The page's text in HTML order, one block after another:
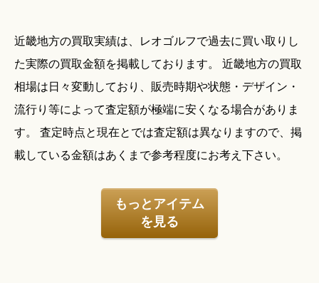
近畿地方の買取実績は、レオゴルフで過去に買い取りし
た実際の買取金額を掲載しております。 近畿地方の買取
相場は日々変動しており、販売時期や状態・デザイン・
流行り等によって査定額が極端に安くなる場合がありま
す。 査定時点と現在とでは査定額は異なりますので、掲
載している金額はあくまで参考程度にお考え下さい。
もっとアイテム
を見る